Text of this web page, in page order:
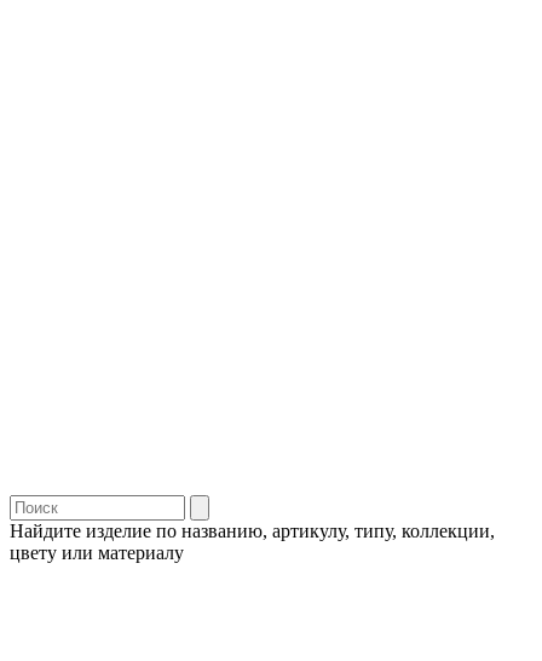
Найдите изделие по названию, артикулу, типу, коллекции,
цвету или материалу